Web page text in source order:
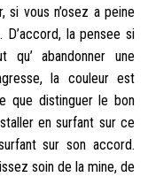
vous n’osez a peine
la pensee si
qu’ abandonner une
la couleur est
que distinguer le bon
en surfant sur ce
sur son accord.
soin de la mine, de